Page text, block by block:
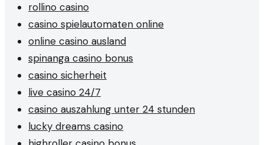
rollino casino
casino spielautomaten online
online casino ausland
spinanga casino bonus
casino sicherheit
live casino 24/7
casino auszahlung unter 24 stunden
lucky dreams casino